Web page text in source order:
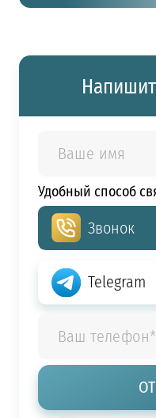
Удобный способ
Звонок
Telegram